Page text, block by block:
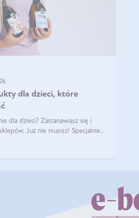
dla dzieci, które
dla dzieci? Zastanawiasz się i
Już nie musisz! Specjalnie